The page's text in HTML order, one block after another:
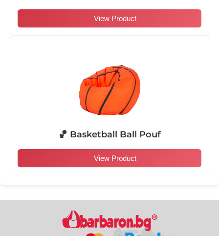
View Product
🏀 Basketball Ball Pouf
View Product